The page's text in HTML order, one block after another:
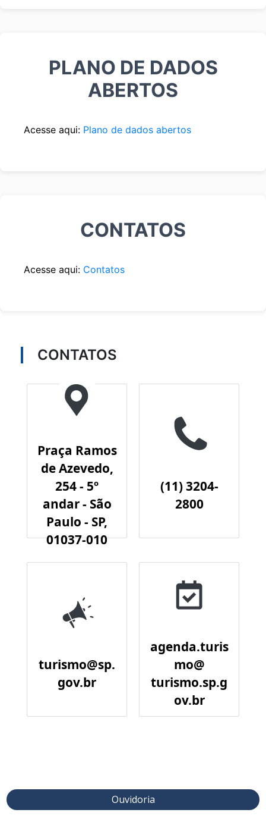
PLANO DE DADOS
ABERTOS
Acesse aqui: Plano de dados abertos
CONTATOS
Acesse aqui: Contatos
CONTATOS
Praça Ramos
de Azevedo,
254 - 5º
andar - São
Paulo - SP,
01037-010
(11) 3204-
2800
turismo@sp.
gov.br
agenda.turis
mo@
turismo.sp.g
ov.br
Ouvidoria